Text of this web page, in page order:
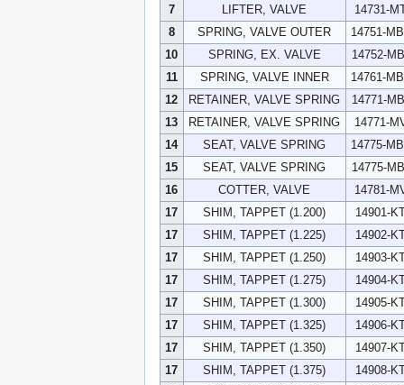
7 LIFTER, VALVE
14731-
8
SPRING, VALVE OUTER
14751-
10
SPRING, EX. VALVE
14752-
11
SPRING, VALVE INNER
14761-
12
RETAINER, VALVE SPRING
14771-
13
RETAINER, VALVE SPRING
14771-
14
SEAT, VALVE SPRING
14775-
15
SEAT, VALVE SPRING
14775-
16
COTTER, VALVE
14781-
17
SHIM, TAPPET (1.200)
14901-
17
SHIM, TAPPET (1.225)
14902-
17
SHIM, TAPPET (1.250)
14903-
17
SHIM, TAPPET (1.275)
14904-
17
SHIM, TAPPET (1.300)
14905-
17
SHIM, TAPPET (1.325)
14906-
17
SHIM, TAPPET (1.350)
14907-
17
SHIM, TAPPET (1.375)
14908-